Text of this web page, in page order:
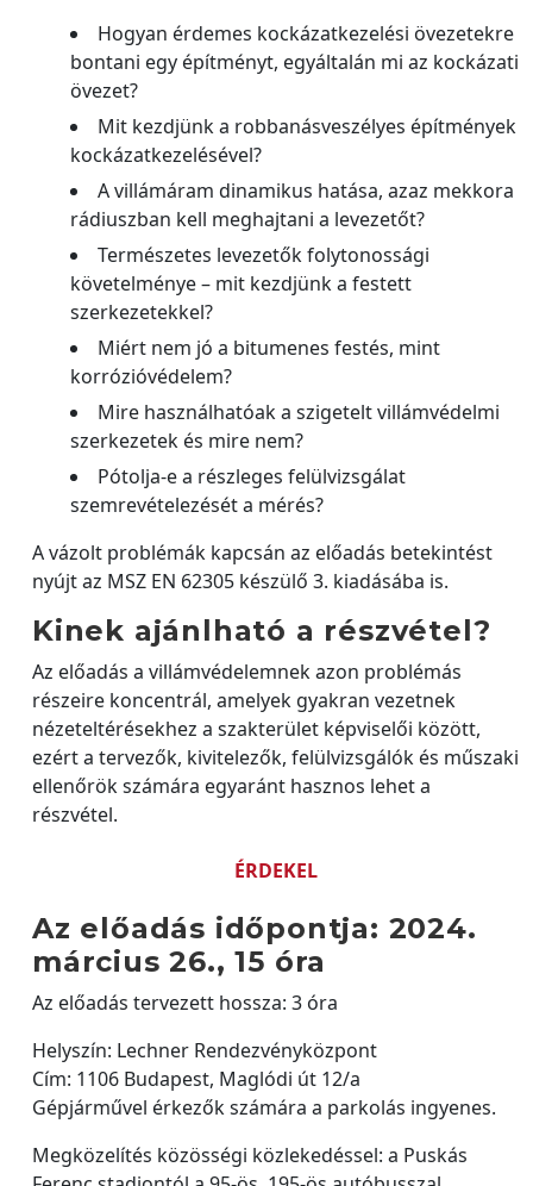
Hogyan érdemes kockázatkezelési övezetekre
bontani egy építményt, egyáltalán mi az kockázati
övezet?
Mit kezdjünk a robbanásveszélyes építmények
kockázatkezelésével?
A villámáram dinamikus hatása, azaz mekkora
rádiuszban kell meghajtani a levezetőt?
Természetes levezetők folytonossági
követelménye – mit kezdjünk a festett
szerkezetekkel?
Miért nem jó a bitumenes festés, mint
korrózióvédelem?
Mire használhatóak a szigetelt villámvédelmi
szerkezetek és mire nem?
Pótolja-e a részleges felülvizsgálat
szemrevételezését a mérés?
A vázolt problémák kapcsán az előadás betekintést
nyújt az MSZ EN 62305 készülő 3. kiadásába is.
Kinek ajánlható a részvétel?
Az előadás a villámvédelemnek azon problémás
részeire koncentrál, amelyek gyakran vezetnek
nézeteltérésekhez a szakterület képviselői között,
ezért a tervezők, kivitelezők, felülvizsgálók és műszaki
ellenőrök számára egyaránt hasznos lehet a
részvétel.
ÉRDEKEL
Az előadás időpontja: 2024.
március 26., 15 óra
Az előadás tervezett hossza: 3 óra
Helyszín: Lechner Rendezvényközpont
Cím: 1106 Budapest, Maglódi út 12/a
Gépjárművel érkezők számára a parkolás ingyenes.
Megközelítés közösségi közlekedéssel: a Puskás